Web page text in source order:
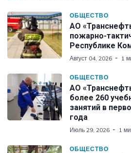
ОБЩЕСТВО
АО
пожарно-
Республике
Август 04, 2026 1
ОБЩЕСТВО
АО
более 260
занятий в
года
Июль 29, 2026 1
ОБЩЕСТВО